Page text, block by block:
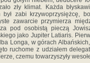
zły klimat. Każda
był zabi krzywoprzysiężcę,
zawarcie przymierza
pod osobistą pieczą
jako Jupiter Latiaris.
Longa, w górach
ruchome z udziałem
czemu towarzyszyły